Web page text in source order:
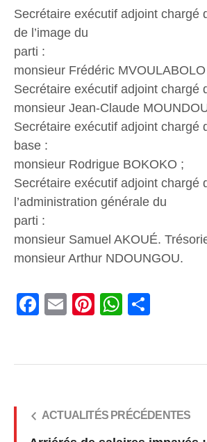
Secrétaire exécutif adjoint chargé
de l’image du
parti :
monsieur Frédéric
Secrétaire exécutif adjoint chargé
monsieur Jean-Claude
Secrétaire exécutif adjoint chargé
base :
monsieur Rodrigue BOKOKO ;
Secrétaire exécutif adjoint chargé
l’administration générale du
parti :
monsieur Samuel AKOUÉ.
monsieur Arthur NDOUNGOU.
Facebook
Email PinterestWhatsApp
ACTUALITÉS PRÉCÉDENTES